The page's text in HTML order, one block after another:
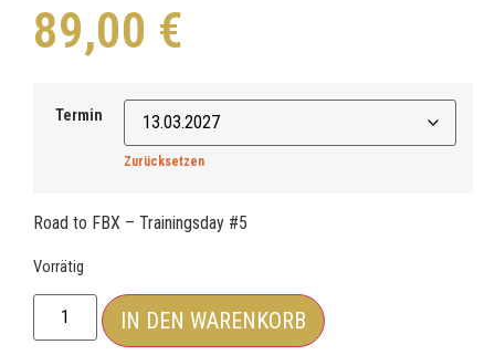
89,00 €
Termin
Zurücksetzen
Road to FBX – Trainingsday #5
Vorrätig
IN DEN WARENKORB